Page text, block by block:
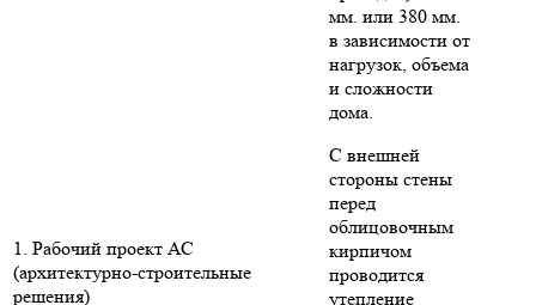
1. Рабочий проект АС
(архитектурно-строительные
решения)
мм. или 380 мм.
в зависимости от
нагрузок, объема
и сложности
дома.
С внешней
стороны стены
перед
облицовочным
кирпичом
проводится
утепление